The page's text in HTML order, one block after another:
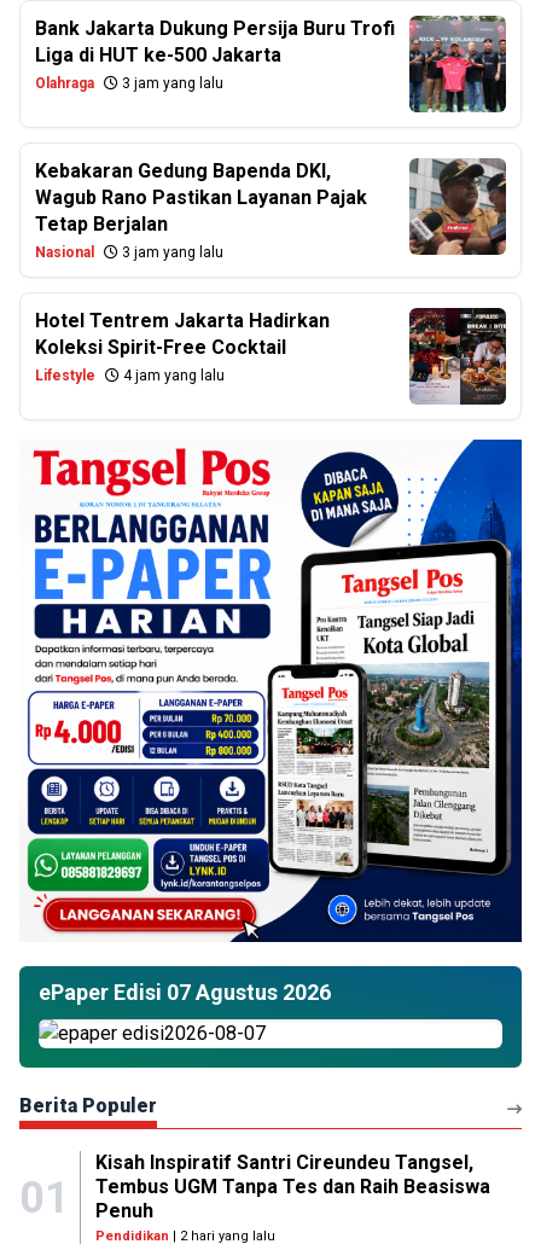
Bank Jakarta Dukung Persija Buru Trofi
Liga di HUT ke-500 Jakarta
Olahraga 3 jam yang lalu
Kebakaran Gedung Bapenda DKI,
Wagub Rano Pastikan Layanan Pajak
Tetap Berjalan
Nasional 3 jam yang lalu
Hotel Tentrem Jakarta Hadirkan
Koleksi Spirit-Free Cocktail
Lifestyle 4 jam yang lalu
ePaper Edisi 07 Agustus 2026
Berita Populer
01
Kisah Inspiratif Santri Cireundeu Tangsel,
Tembus UGM Tanpa Tes dan Raih Beasiswa
Penuh
Pendidikan | 2 hari yang lalu